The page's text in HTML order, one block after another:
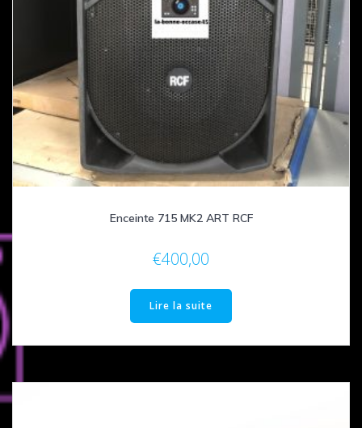
Enceinte 715 MK2 ART RCF
€400,00
Lire la suite